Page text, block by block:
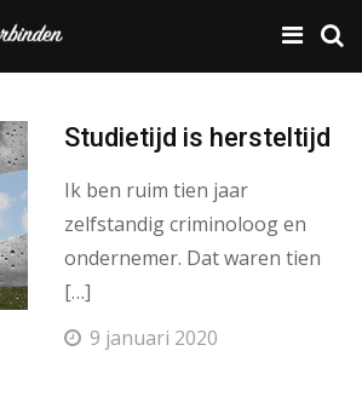
Studietijd is hersteltijd
Ik ben ruim tien jaar
zelfstandig criminoloog en
ondernemer. Dat waren tien
[…]
9 januari 2020